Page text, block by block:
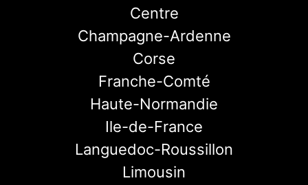
Centre
Champagne-Ardenne
Corse
Franche-Comté
Haute-Normandie
Ile-de-France
Languedoc-Roussillon
Limousin